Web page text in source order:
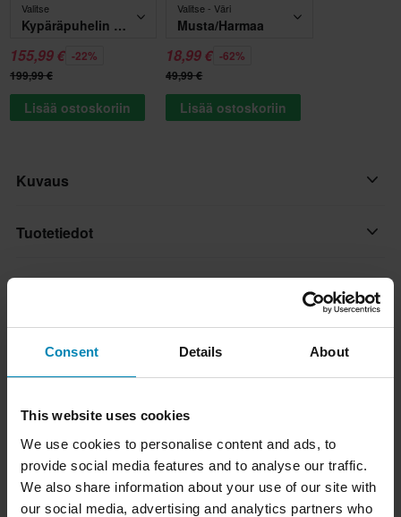
Consent Details About
This website uses cookies
We use cookies to personalise content and ads, to
provide social media features and to analyse our traffic.
We also share information about your use of our site with
our social media, advertising and analytics partners who
Valitse
Kypäräpuhelin Sena SMH5 Intercom 2 KPL
155,99 € -22%
199,99 €
Lisää ostoskoriin
Valitse - Väri
Musta/Harmaa
18,99 € -62%
49,99 €
Lisää ostoskoriin
Kuvaus
Monikäyttöinen kypärä, joka mahdollistaa ajamisen joko
helppo ottaa pois kahdella napsautuksella molemmilla sivuilla.
LS2-visiirit on valmistettu 3D-tekniikalla optisesti täsmällisestä A-
luokan polykarbonaatista, joka on iskunkestävää polymeeriä,
Ominaisuudet:
• 2 kuorta
• Säädettävä lippa
Tuotetiedot
Hätäpoistojärjestelmä
Ei
Suljinmekanismi
Mikrometrinen
Tuotteen käyttäjä
Aikuinen
Asiakkaiden arvostelut(6)
Koko-opas
Nopeat toimitukset
Toimitamme päivittäin tilauksia kaikkialle Pohjoismaissa.
Teemme aina parhaamme varmistaaksemme, että vastaanotat
tuotteet mahdollisimman nopeasti!
Kysymyksiä tuotteesta (Kysy jotain)
Kysy jotain
Suosikit tuotemerkiltä LS2